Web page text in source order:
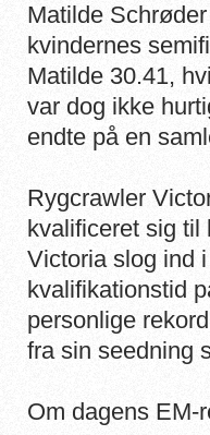
Matilde
kvindernes
Matilde 30.41,
var dog ikke
endte på en
Rygcrawler
kvalificeret sig til
Victoria slog ind
kvalifikationstid
personlige
fra sin seedning
Om dagens